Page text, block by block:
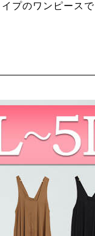
プのワンピースで